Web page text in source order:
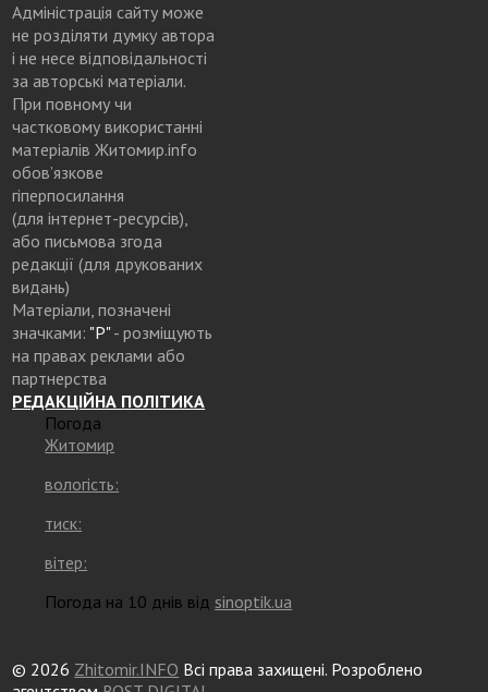
Адміністрація сайту може
не розділяти думку автора
і не несе відповідальності
за авторські матеріали.
При повному чи
частковому використанні
матеріалів Житомир.info
обов’язкове
гіперпосилання
(для інтернет-ресурсів),
або письмова згода
редакції (для друкованих
видань)
Матеріали, позначені
значками: "Р"- розміщують
на правах реклами або
партнерства
РЕДАКЦІЙНА ПОЛІТИКА
Погода
Житомир
вологість:
тиск:
вітер:
Погода на 10 днів відsinoptik.ua
© 2026 Zhitomir.INFO Всі права захищені. Розроблено